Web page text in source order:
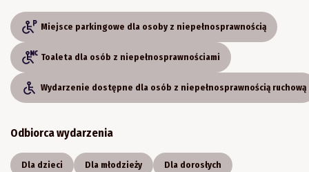
Miejsce parkingowe dla osoby z niepełnosprawnością
Toaleta dla osób z niepełnosprawnościami
Wydarzenie dostępne dla osób z niepełnosprawnością ruchową
Odbiorca wydarzenia
Dla dzieci Dla młodzieży Dla dorosłych